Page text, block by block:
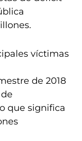
víctimas
de 2018
que significa